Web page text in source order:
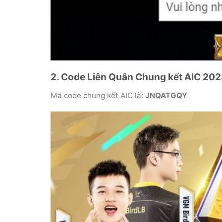
2. Code Liên Quân Chung kết AIC
Mã code chung kết AIC là: JNQATGQY